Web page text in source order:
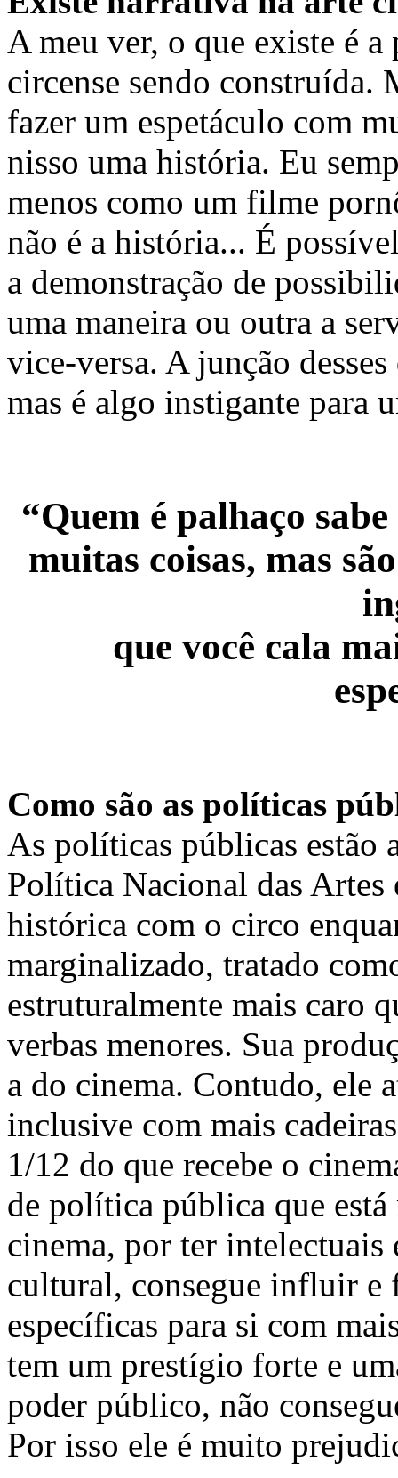
A meu ver, o que existe é
circense sendo construída.
fazer um espetáculo com
nisso uma história. Eu
menos como um filme
não é a história... É
a demonstração de
uma maneira ou outra a
vice-versa. A junção
mas é algo instigante para
“Quem é palhaço
muitas coisas, mas
que você cala
Como são as políticas
As políticas públicas estão
Política Nacional das
histórica com o circo
marginalizado, tratado
estruturalmente mais caro
verbas menores. Sua
a do cinema. Contudo, ele
inclusive com mais
1/12 do que recebe o
de política pública que
cinema, por ter intelectuais
cultural, consegue influir e
específicas para si com
tem um prestígio forte e
poder público, não
Por isso ele é muito